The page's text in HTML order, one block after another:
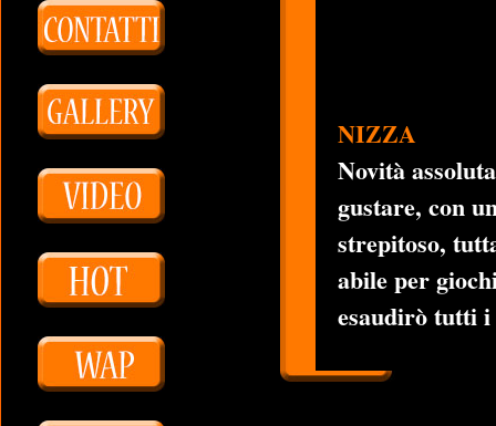
NIZZA
Novità
gustare, con
strepitoso,
abile per
esaudirò tutti